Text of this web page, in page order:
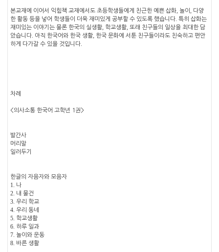
본교재에 이어서 익힘책 교재에서도 초등학생들에게 친근한 예쁜 삽화, 놀이 , 다양
한 활동 등을 넣어 학생들이 더욱 재미있게 공부할 수 있도록 했습니다. 특히 삽화는
재미있는 이야기는 물론 한국의 실생활, 학교생활, 또래 친구들의 일상을 최대한 담
았습니다. 아직 한국어와 한국 생활, 한국 문화에 서툰 친구들이라도 친숙하고 편안
하게 다가갈 수 있을 것입니다.
차례
<의사소통 한국어 고학년 1 권 >
발간사
머리말
일러두기
한글의 자음자와 모음자
1. 나
2. 내 물건
3. 우리 학교
4. 우리 동네
5. 학교생활
6. 하루 일과
7. 놀이와 운동
8. 바른 생활